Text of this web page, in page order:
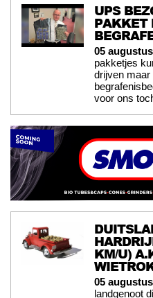
UPS
PAKKET
05
pakketjes
drijven maar
voor ons
KM/U)
05
landgenoot